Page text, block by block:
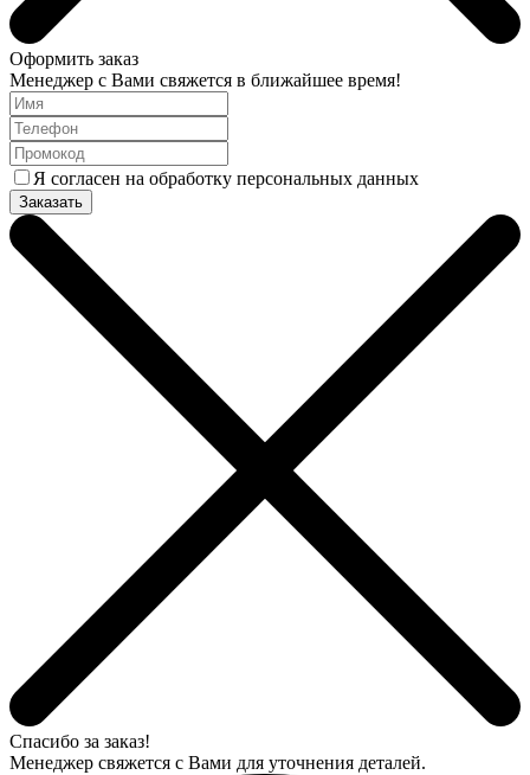
Оформить заказ
Менеджер с Вами свяжется в ближайшее время!
Я согласен на обработку персональных данных
Заказать
Спасибо за заказ!
Менеджер свяжется с Вами для уточнения деталей.